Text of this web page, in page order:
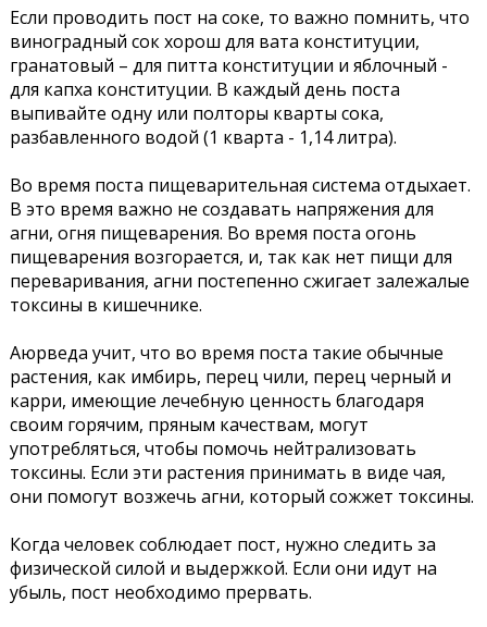
Если проводить пост на соке, то важно помнить, что
виноградный сок хорош для вата конституции,
гранатовый – для питта конституции и яблочный -
для капха конституции. В каждый день поста
выпивайте одну или полторы кварты сока,
разбавленного водой (1 кварта - 1,14 литра).
Во время поста пищеварительная система отдыхает.
В это время важно не создавать напряжения для
агни, огня пищеварения. Во время поста огонь
пищеварения возгорается, и, так как нет пищи для
переваривания, агни постепенно сжигает залежалые
токсины в кишечнике.
Аюрведа учит, что во время поста такие обычные
растения, как имбирь, перец чили, перец черный и
карри, имеющие лечебную ценность благодаря
своим горячим, пряным качествам, могут
употребляться, чтобы помочь нейтрализовать
токсины. Если эти растения принимать в виде чая,
они помогут возжечь агни, который сожжет токсины.
Когда человек соблюдает пост, нужно следить за
физической силой и выдержкой. Если они идут на
убыль, пост необходимо прервать.